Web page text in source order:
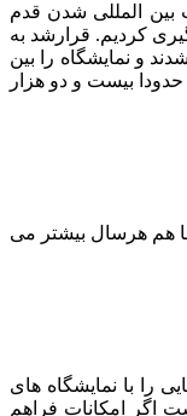
و به سمت بین المللی شدن قدم
کردیم. قرارشد به
و نمایشگاه را بین
بیست و دو هزار
را داریم و بازدیدکنندگان ما هم هرسال بیشتر می
را با نمایشگاه های
اگر امکانات فراهم